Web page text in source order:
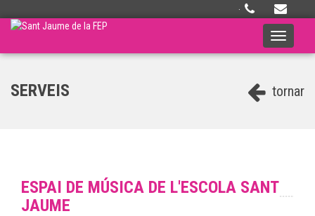
·
Toggle
tornar
SERVEIS
ESPAI DE MÚSICA DE L'ESCOLA SANT
JAUME